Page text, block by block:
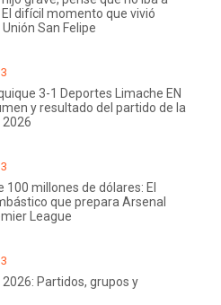
difícil momento que vivió
San Felipe
3-1 Deportes Limache EN
y resultado del partido de la
2026
100 millones de dólares: El
que prepara Arsenal
League
2026: Partidos, grupos y